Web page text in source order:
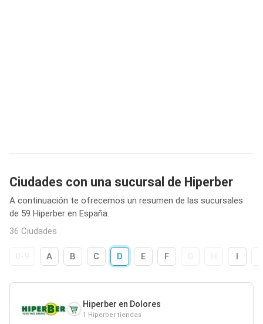
Ciudades con una sucursal de Hiperber
A continuación te ofrecemos un resumen de las sucursales
de 59 Hiperber en España.
36 Ciudades
A B C D E F I
Hiperber en Dolores
1 Hiperber tiendas